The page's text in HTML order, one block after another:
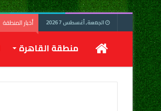
الجمعة, أغسطس 7 2026 أخبار المنطقة
الرئيسيةمنطقة القاهرة